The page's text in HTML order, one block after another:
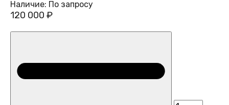
Наличие: По запросу
120 000 ₽